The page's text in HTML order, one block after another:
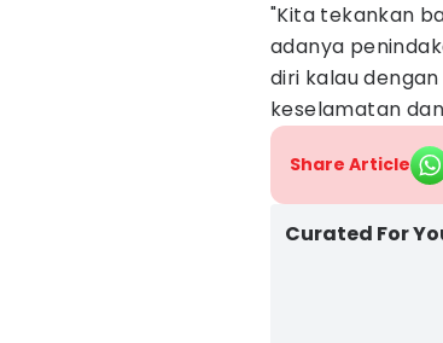
"Kita tekankan
adanya
diri kalau
keselamatan
Share Article
Curated For